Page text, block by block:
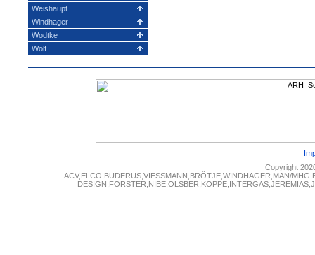
Weishaupt
Windhager
Wodtke
Wolf
Copyright
ACV,ELCO,BUDERUS,VIESSMANN,BRÖTJE,WINDHAGER,MAN/